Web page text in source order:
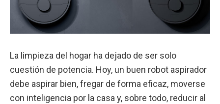
La limpieza del hogar ha dejado de ser solo
cuestión de potencia. Hoy, un buen robot aspirador
debe aspirar bien, fregar de forma eficaz, moverse
con inteligencia por la casa y, sobre todo, reducir al